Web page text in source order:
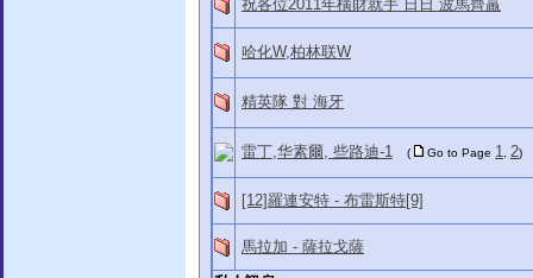
祝各位2011年橫財就手 日日 波馬齊羸
哈化W,柏林联W
精英隊 對 海牙
雷丁,华素爾, 些路迪-1 ( Go to Page 1 2)
[12]羅連安特 - 布雷斯特[9]
馬拉加 - 薩拉戈薩